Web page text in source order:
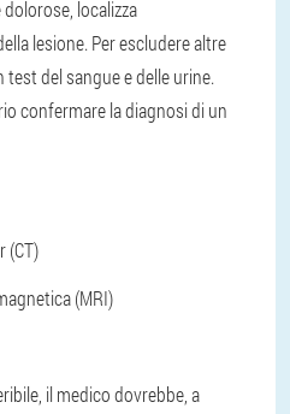
localizza
lesione. Per escludere altre
del sangue e delle urine.
confermare la diagnosi di un
(CT)
(MRI)
il medico dovrebbe, a